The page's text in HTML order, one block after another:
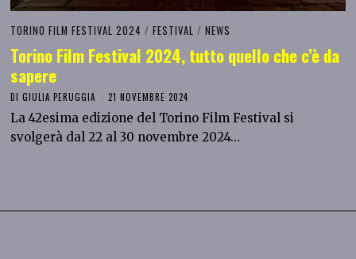
TORINO FILM FESTIVAL 2024 / FESTIVAL / NEWS
Torino Film Festival 2024, tutto quello che c’è da
sapere
DIGIULIA PERUGGIA 21 NOVEMBRE 2024
La 42esima edizione del Torino Film Festival si
svolgerà dal 22 al 30 novembre 2024…